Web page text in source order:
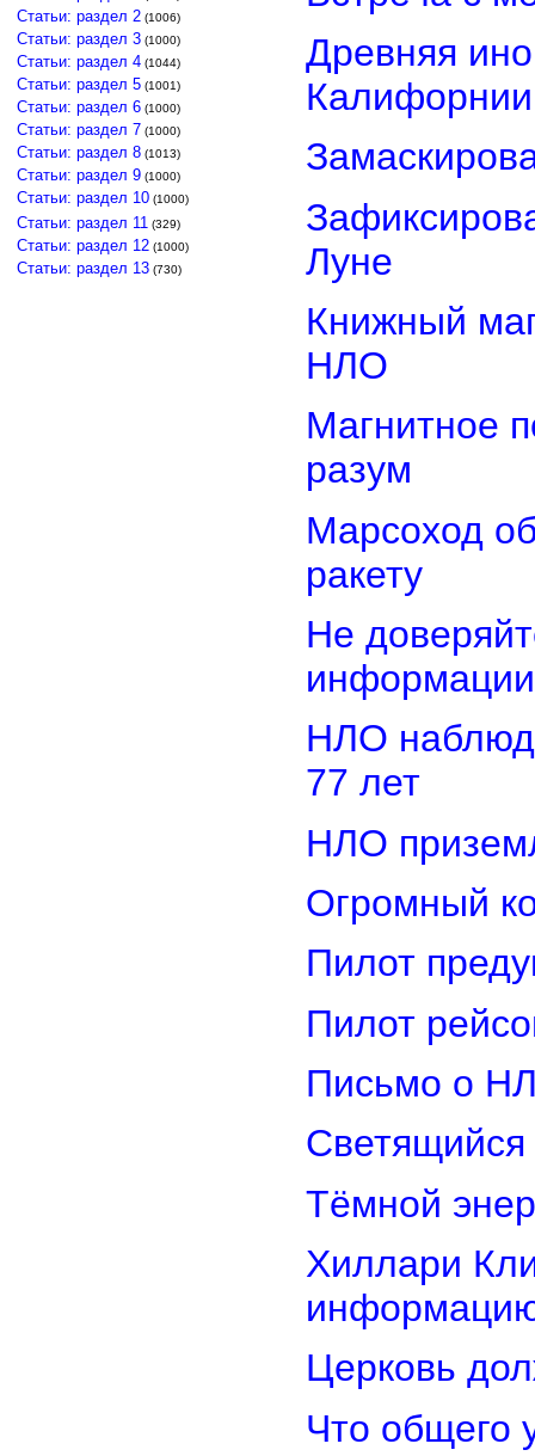
Статьи: раздел 2 (1006)
Статьи: раздел 3 (1000)
Статьи: раздел 4 (1044)
Статьи: раздел 5 (1001)
Статьи: раздел 6 (1000)
Статьи: раздел 7 (1000)
Статьи: раздел 8 (1013)
Статьи: раздел 9 (1000)
Статьи: раздел 10 (1000)
Статьи: раздел 11 (329)
Статьи: раздел 12 (1000)
Статьи: раздел 13 (730)
Древняя
Калифорнии
Луне
Книжный
НЛО
Магнитное
разум
Марсоход
ракету
Не
информации
НЛО
77 лет
НЛО
Огромный
Пилот
Пилот
Письмо о
Светящийся
Тёмной
Хиллари
Церковь
Что общего